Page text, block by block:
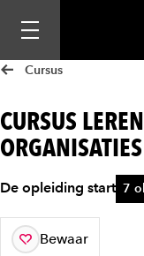
Mobiele
Cursus
CURSUS
ORGANISATIES
De opleiding start 7
Bewaar
aan je favorieten